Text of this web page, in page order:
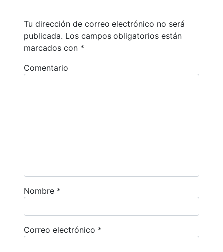
Tu dirección de correo electrónico no será
publicada. Los campos obligatorios están
marcados con *
Comentario
Nombre *
Correo electrónico *